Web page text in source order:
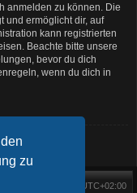
zu
anmelden zu können. Die
und ermöglicht dir, auf
kann registrierten
Beachte bitte unsere
bevor du dich
wenn du dich in
UTC+02:00